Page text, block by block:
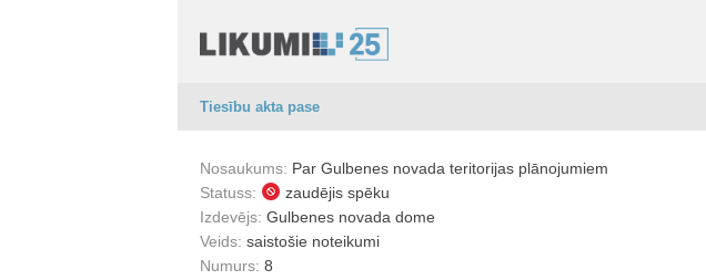
Tiesību akta pase
Nosaukums: Par Gulbenes novada teritorijas plānojumiem
Statuss:
zaudējis spēku
Izdevējs: Gulbenes novada dome
Veids: saistošie noteikumi
Numurs: 8